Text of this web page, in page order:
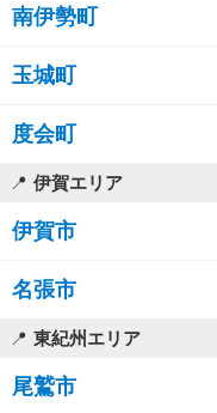
南伊勢町
玉城町
度会町
伊賀エリア
伊賀市
名張市
東紀州エリア
尾鷲市